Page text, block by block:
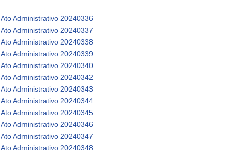
Ato Administrativo 20240336
Ato Administrativo 20240337
Ato Administrativo 20240338
Ato Administrativo 20240339
Ato Administrativo 20240340
Ato Administrativo 20240342
Ato Administrativo 20240343
Ato Administrativo 20240344
Ato Administrativo 20240345
Ato Administrativo 20240346
Ato Administrativo 20240347
Ato Administrativo 20240348